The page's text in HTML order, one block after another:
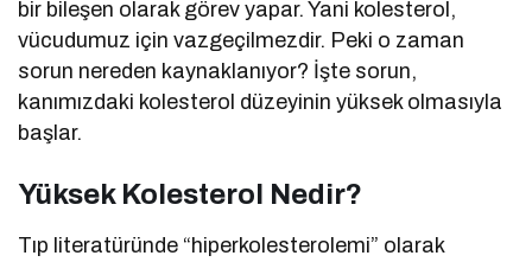
bir bileşen olarak görev yapar. Yani kolesterol,
vücudumuz için vazgeçilmezdir. Peki o zaman
sorun nereden kaynaklanıyor? İşte sorun,
kanımızdaki kolesterol düzeyinin yüksek olmasıyla
başlar.
Yüksek Kolesterol Nedir?
Tıp literatüründe “hiperkolesterolemi” olarak